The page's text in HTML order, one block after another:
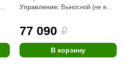
Управление: Выносной (не в
77 090 i
В корзину